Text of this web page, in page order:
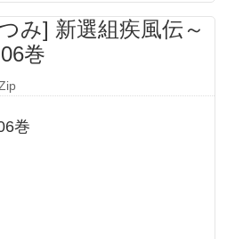
み] 新選組疾風伝～
巻
巻